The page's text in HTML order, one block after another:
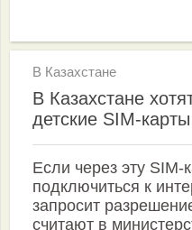
В Казахстане
В Казахстане
детские SIM-
Если через эту SIM-
подключиться к
запросит
считают в